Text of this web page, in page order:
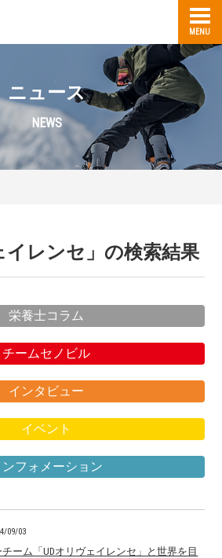
MENU
ニュース
NEWS
イレンセ 」の検索結果
栄養士コラム
チームセノビル
インタビュー
イベント
ンフォメーション
09/03
ーム「UDオリヴェイレンセ」と世界を目